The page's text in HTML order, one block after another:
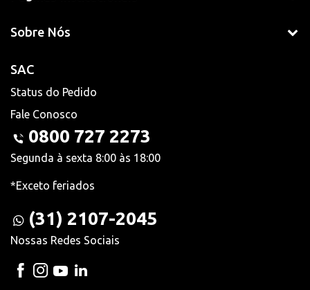
Sobre Nós
SAC
Status do Pedido
Fale Conosco
0800 727 2273
Segunda à sexta 8:00 às 18:00
*Exceto feriados
(31) 2107-2045
Nossas Redes Sociais